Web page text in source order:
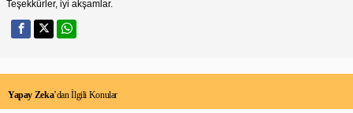
Teşekkürler, iyi akşamlar.
Yapay Zeka’dan İlgili Konular